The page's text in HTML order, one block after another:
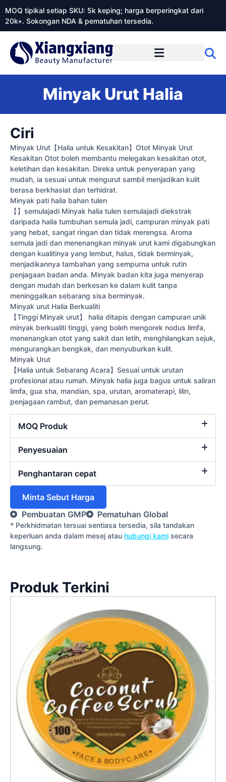
MOQ tipikal setiap SKU: 5k keping; harga berperingkat dari
20k+. Sokongan NDA & pematuhan tersedia.
Minyak Urut Halia
Ciri
Minyak Urut【Halia untuk Kesakitan】Otot Minyak Urut
Kesakitan Otot boleh membantu melegakan kesakitan otot,
keletihan dan kesakitan. Direka untuk penyerapan yang
mudah, ia sesuai untuk mengurut sambil menjadikan kulit
berasa berkhasiat dan terhidrat.
Minyak pati halia bahan tulen
【】semulajadi Minyak halia tulen semulajadi diekstrak
daripada halia tumbuhan semula jadi, campuran minyak pati
yang hebat, sangat ringan dan tidak merengsa. Aroma
semula jadi dan menenangkan minyak urut kami digabungkan
dengan kualitinya yang lembut, halus, tidak berminyak,
menjadikannya tambahan yang sempurna untuk rutin
penjagaan badan anda. Minyak badan kita juga menyerap
dengan mudah dan berkesan ke dalam kulit tanpa
meninggalkan sebarang sisa berminyak.
Minyak urut Halia Berkualiti
【Tinggi Minyak urut】 halia ditapis dengan campuran unik
minyak berkualiti tinggi, yang boleh mengorek nodus limfa,
menenangkan otot yang sakit dan letih, menghilangkan sejuk,
mengurangkan bengkak, dan menyuburkan kulit.
Minyak Urut
【Halia untuk Sebarang Acara】Sesuai untuk urutan
profesional atau rumah. Minyak halia juga bagus untuk saliran
limfa, gua sha, mandian, spa, urutan, aromaterapi, lilin,
penjagaan rambut, dan pemanasan perut.
MOQ Produk
Penyesuaian
Penghantaran cepat
Minta Sebut Harga
Pembuatan GMP
Pematuhan Global
* Perkhidmatan tersuai sentiasa tersedia, sila tandakan
keperluan anda dalam mesej atau hubungi kami secara
langsung.
Produk Terkini